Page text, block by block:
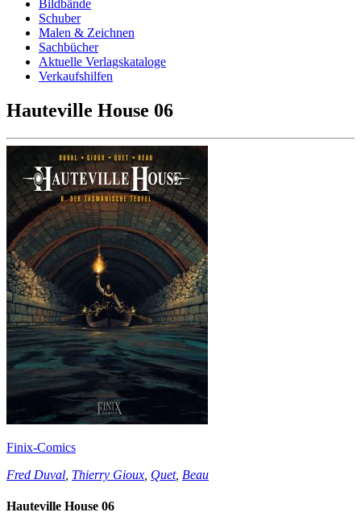
Bildbände
Schuber
Malen & Zeichnen
Sachbücher
Aktuelle Verlagskataloge
Verkaufshilfen
Hauteville House 06
Finix-Comics
Fred Duval Thierry Gioux Quet, Beau
Hauteville House 06